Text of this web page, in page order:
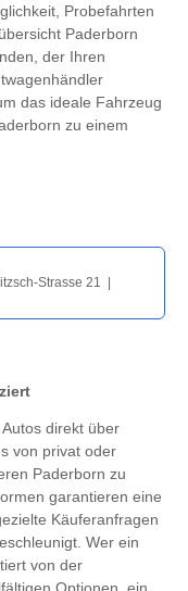
Probefahrten
Paderborn
der Ihren
das ideale Fahrzeug
zu einem
Strasse 21 |
direkt über
von privat oder
Paderborn zu
garantieren eine
Käuferanfragen
Wer ein
von der